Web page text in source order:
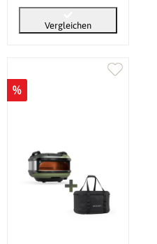
Vergleichen
%